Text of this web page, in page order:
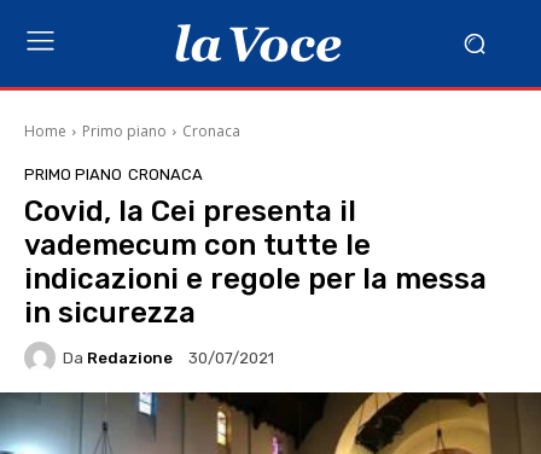
Home Primo piano Cronaca
PRIMO PIANO CRONACA
Covid, la Cei presenta il
vademecum con tutte le
indicazioni e regole per la messa
in sicurezza
Da Redazione 30/07/2021